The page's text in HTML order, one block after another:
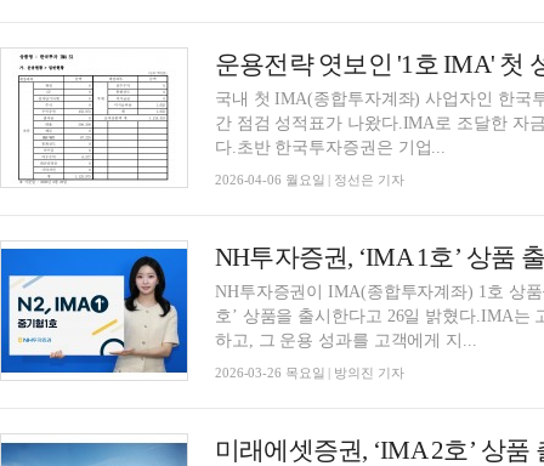
국내 첫 IMA(종합투자계좌) 사업자인 한국
간 점검 성적표가 나왔다.IMA로 조달한 자
다.초반 한국투자증권은 기업...
2026-04-06 월요일 | 정선은 기자
NH투자증권, ‘IMA 1호’ 상품
NH투자증권이 IMA(종합투자계좌) 1호 상
호’ 상품을 출시한다고 26일 밝혔다.IMA는
하고, 그 운용 성과를 고객에게 지...
2026-03-26 목요일 | 방의진 기자
미래에셋증권, ‘IMA 2호’ 상